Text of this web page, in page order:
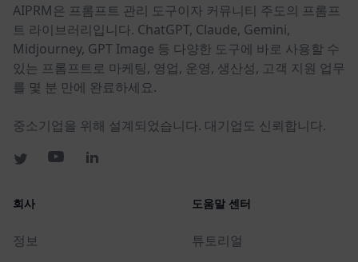
AIPRM은 프롬프트 관리 도구이자 커뮤니티 주도의 프롬프
트 라이브러리입니다. ChatGPT, Claude, Gemini,
Midjourney, GPT Image 등 다양한 도구에 바로 사용할 수
있는 프롬프트로 마케팅, 영업, 운영, 생산성, 고객 지원 업무
를 몇 분 만에 완료하세요.
중소기업을 위해 설계되었습니다. 대기업도 신뢰합니다.
회사
정보
도움말 센터
튜토리얼